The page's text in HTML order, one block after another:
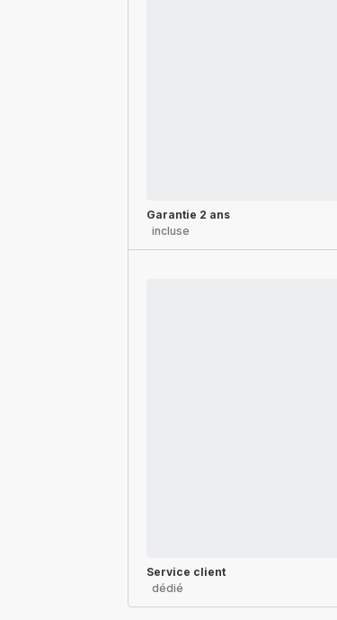
Garantie 2 ans
incluse
Service client
dédié